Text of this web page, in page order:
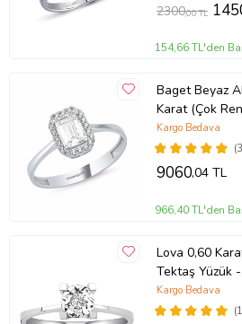
Ürün Kodu:
2300,00 TL
154,66 TL'den
Baget Beyaz
Karat (Çok
Kargo Bedava
9060,04 TL
966,40 TL'den
Lova 0,60
Tektaş Yüzük
Kargo Bedava